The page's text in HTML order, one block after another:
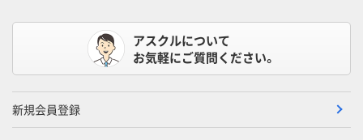
アスクルについて
お気軽にご質問ください。
新規会員登録